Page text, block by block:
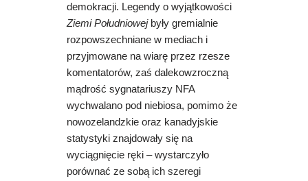
demokracji. Legendy o wyjątkowości
Ziemi Południowejbyły gremialnie
rozpowszechniane w mediach i
przyjmowane na wiarę przez rzesze
komentatorów, zaś dalekowzroczną
mądrość sygnatariuszy NFA
wychwalano pod niebiosa, pomimo że
nowozelandzkie oraz kanadyjskie
statystyki znajdowały się na
wyciągnięcie ręki – wystarczyło
porównać ze sobą ich szeregi